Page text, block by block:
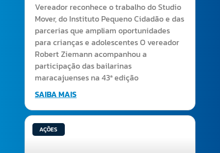
Vereador reconhece o trabalho do Studio
Mover, do Instituto Pequeno Cidadão e das
parcerias que ampliam oportunidades
para crianças e adolescentes O vereador
Robert Ziemann acompanhou a
participação das bailarinas
maracajuenses na 43ª edição
SAIBA MAIS
AÇÕES